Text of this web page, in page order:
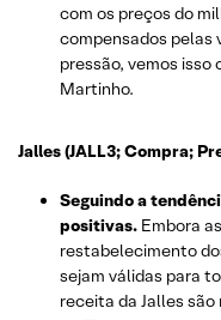
com os preços do
compensados ​​pelas
pressão, vemos isso
Martinho.
Jalles (JALL3; Compra;
Seguindo a
positivas. Embora
restabelecimento
sejam válidas para
receita da Jalles